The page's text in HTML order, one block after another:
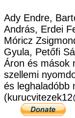
Ady Endre,
András, Erdei
Móricz
Gyula, Petőfi
Áron és mások
szellemi
és leghaladóbb